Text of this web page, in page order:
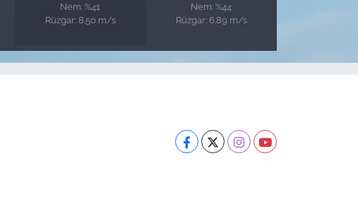
Nem: %41
Rüzgar: 8.50 m/s
Nem: %44
Rüzgar: 6.89 m/s